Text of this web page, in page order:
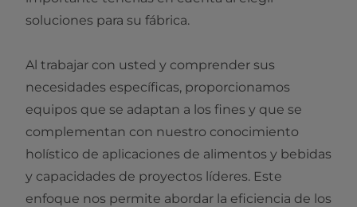
soluciones para su fábrica.
Al trabajar con usted y comprender sus
necesidades específicas, proporcionamos
equipos que se adaptan a los fines y que se
complementan con nuestro conocimiento
holístico de aplicaciones de alimentos y bebidas
y capacidades de proyectos líderes. Este
enfoque nos permite abordar la eficiencia de los